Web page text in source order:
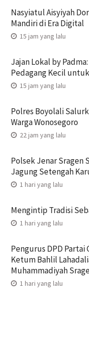
Nasyiatul Aisyiyah
Mandiri di Era Digital
15 jam yang lalu
Jajan Lokal by
Pedagang Kecil
15 jam yang lalu
Polres Boyolali
Warga Wonosegoro
22 jam yang lalu
Polsek Jenar Sragen
Jagung Setengah
1 hari yang lalu
Mengintip Tradisi
1 hari yang lalu
Pengurus DPD Partai
Ketum Bahlil
Muhammadiyah
1 hari yang lalu